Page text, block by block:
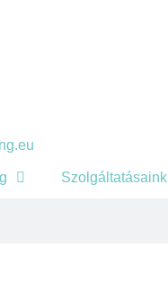
Szolgáltatásaink